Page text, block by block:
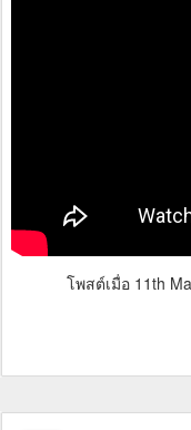
โพสต์เมื่อ 11th